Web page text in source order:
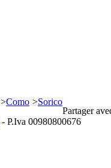
>Como >Sorico
Partager
- P.Iva 00980800676